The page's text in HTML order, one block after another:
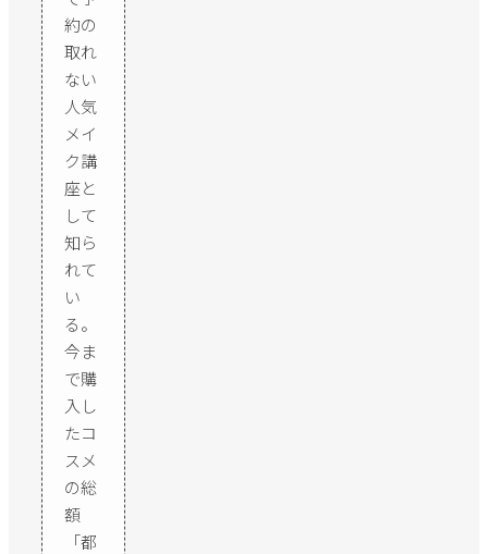
約の
取れ
ない
人気
メイ
ク講
座と
して
知ら
れて
い
る。
今ま
で購
入し
たコ
スメ
の総
額
「都